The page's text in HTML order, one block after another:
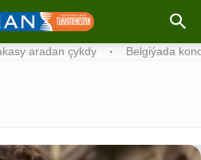
· Belgiýada kondisionerleriň rekord